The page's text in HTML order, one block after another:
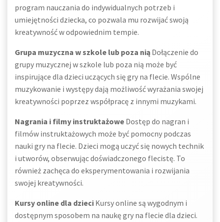
program nauczania do indywidualnych potrzeb i
umiejętności dziecka, co pozwala mu rozwijać swoją
kreatywność w odpowiednim tempie.
Grupa muzyczna w szkole lub poza nią Dołączenie do
grupy muzycznej w szkole lub poza nią może być
inspirujące dla dzieci uczących się gry na flecie. Wspólne
muzykowanie i występy dają możliwość wyrażania swojej
kreatywności poprzez współpracę z innymi muzykami.
Nagrania i filmy instruktażowe Dostęp do nagran i
filmów instruktażowych może być pomocny podczas
nauki gry na flecie. Dzieci mogą uczyć się nowych technik
i utworów, obserwując doświadczonego flecistę. To
również zachęca do eksperymentowania i rozwijania
swojej kreatywności.
Kursy online dla dzieci Kursy online są wygodnym i
dostępnym sposobem na naukę gry na flecie dla dzieci.